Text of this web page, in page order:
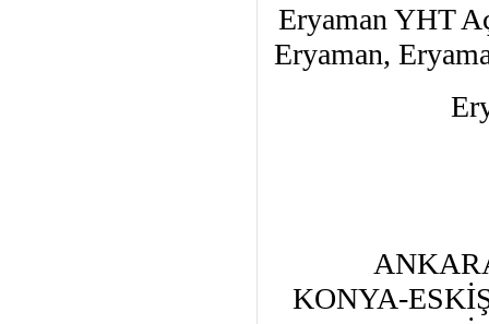
Eryaman YHT
Eryaman,
KONYA-